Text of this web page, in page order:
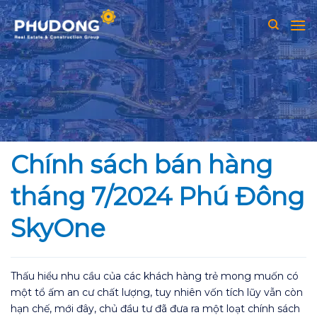
Skip
to
content
Chính sách bán hàng
tháng 7/2024 Phú Đông
SkyOne
Thấu hiểu nhu cầu của các khách hàng trẻ mong muốn có
một tổ ấm an cư chất lượng, tuy nhiên vốn tích lũy vẫn còn
hạn chế, mới đây, chủ đầu tư đã đưa ra một loạt chính sách